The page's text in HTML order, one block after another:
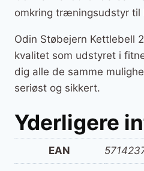
omkring træningsudstyr til
Odin Støbejern Kettlebell
kvalitet som udstyret i
dig alle de samme
seriøst og sikkert.
Yderligere
EAN